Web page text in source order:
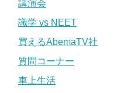
講演会
識学 vs NEET
買えるAbemaTV社
質問コーナー
車上生活